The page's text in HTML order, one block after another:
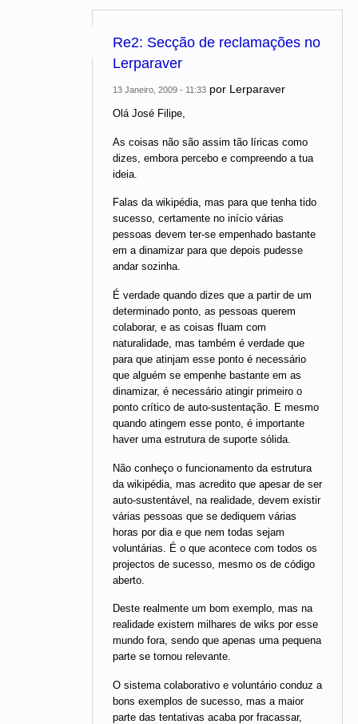
Re2: Secção de reclamações no
Lerparaver
13 Janeiro, 2009 - 11:33 por Lerparaver
Olá José Filipe,
As coisas não são assim tão líricas como
dizes, embora percebo e compreendo a tua
ideia.
Falas da wikipédia, mas para que tenha tido
sucesso, certamente no início várias
pessoas devem ter-se empenhado bastante
em a dinamizar para que depois pudesse
andar sozinha.
É verdade quando dizes que a partir de um
determinado ponto, as pessoas querem
colaborar, e as coisas fluam com
naturalidade, mas também é verdade que
para que atinjam esse ponto é necessário
que alguém se empenhe bastante em as
dinamizar, é necessário atingir primeiro o
ponto crítico de auto-sustentação. E mesmo
quando atingem esse ponto, é importante
haver uma estrutura de suporte sólida.
Não conheço o funcionamento da estrutura
da wikipédia, mas acredito que apesar de ser
auto-sustentável, na realidade, devem existir
várias pessoas que se dediquem várias
horas por dia e que nem todas sejam
voluntárias. É o que acontece com todos os
projectos de sucesso, mesmo os de código
aberto.
Deste realmente um bom exemplo, mas na
realidade existem milhares de wiks por esse
mundo fora, sendo que apenas uma pequena
parte se tornou relevante.
O sistema colaborativo e voluntário conduz a
bons exemplos de sucesso, mas a maior
parte das tentativas acaba por fracassar,